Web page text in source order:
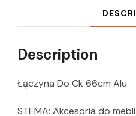
Description
Łączyna Do Ck 66cm Alu
STEMA: Akcesoria do mebli